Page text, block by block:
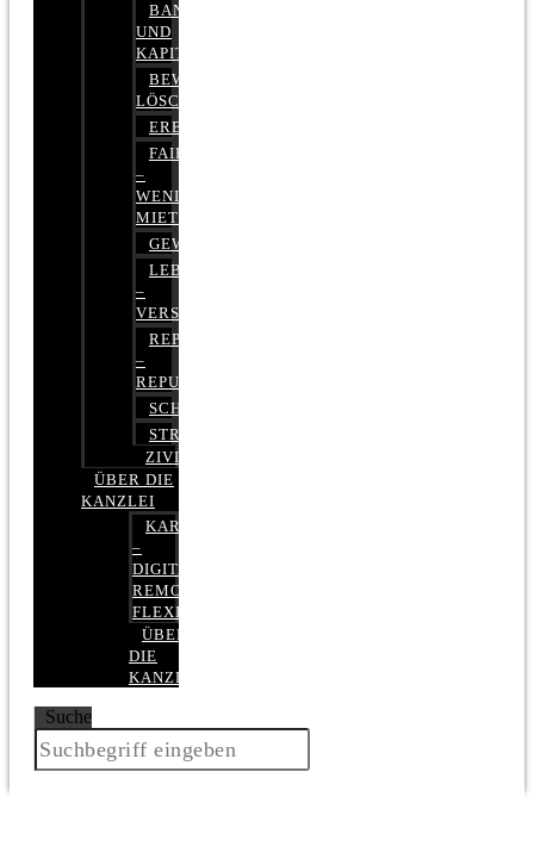
BANK-
UND
KAPITALMARKTRECHT
BEWERTUNGEN
LÖSCHEN
ERBRECHT
FAIRMIETEN
–
WENIGER
MIETE
GEWERBERECHT
LEBENSVERSICHERUNG
–
VERSICHERUNGSRECHT
REPUTATIONSRECHT
–
REPUTATIONSMANAGEMENT
SCHUFARECHT
STRAFRECHT
ZIVILRECHT
ÜBER DIE
KANZLEI
KARRIERE
–
DIGITAL,
REMOTE,
FLEXIBEL
ÜBER
DIE
KANZLEI
Suche